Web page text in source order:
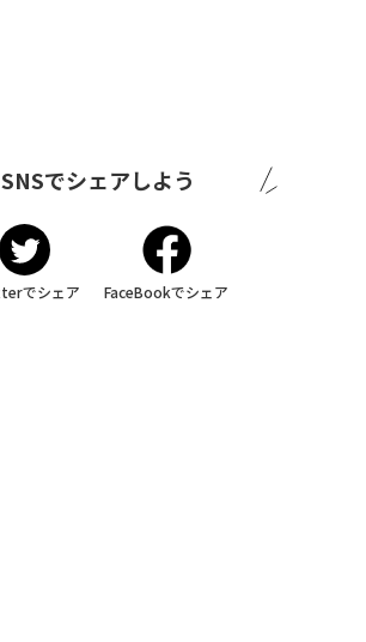
SNSでシェアしよう
でシェア FaceBookでシェア